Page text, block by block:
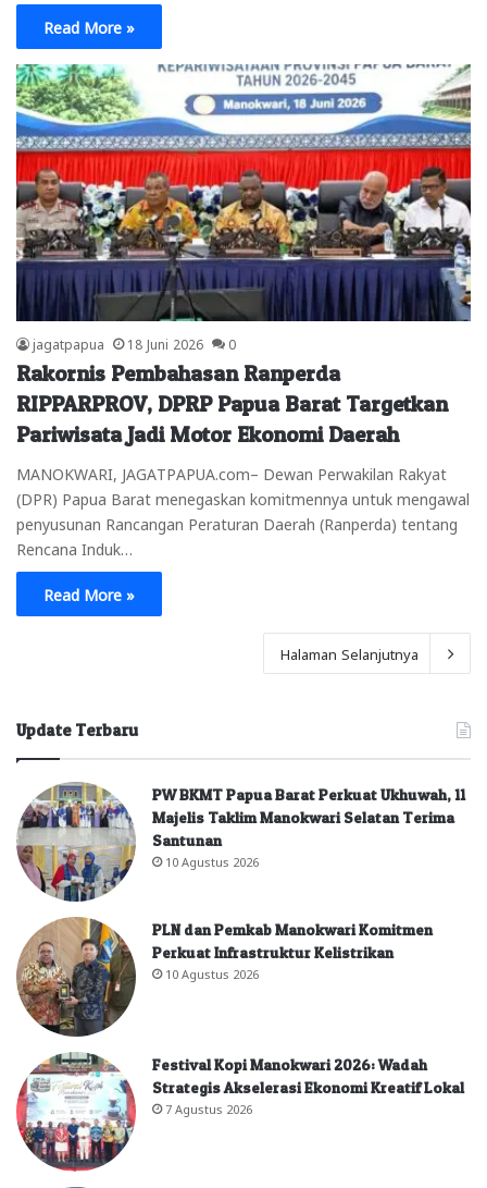
Read More »
jagatpapua 18 Juni 2026 0
Rakornis Pembahasan Ranperda
RIPPARPROV, DPRP Papua Barat Targetkan
Pariwisata Jadi Motor Ekonomi Daerah
MANOKWARI, JAGATPAPUA.com– Dewan Perwakilan Rakyat
(DPR) Papua Barat menegaskan komitmennya untuk mengawal
penyusunan Rancangan Peraturan Daerah (Ranperda) tentang
Rencana Induk…
Read More »
Halaman Selanjutnya
Update Terbaru
PW BKMT Papua Barat Perkuat Ukhuwah, 11
Majelis Taklim Manokwari Selatan Terima
Santunan
10 Agustus 2026
PLN dan Pemkab Manokwari Komitmen
Perkuat Infrastruktur Kelistrikan
10 Agustus 2026
Festival Kopi Manokwari 2026: Wadah
Strategis Akselerasi Ekonomi Kreatif Lokal
7 Agustus 2026